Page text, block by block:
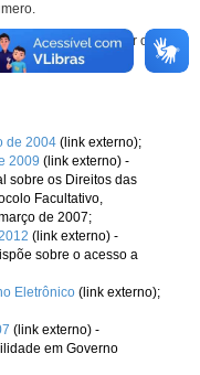
que explicam melhor o
nos sites da
de 2004 (link externo);
2009 (link externo) -
sobre os Direitos das
Facultativo,
de 2007;
(link externo) -
sobre o acesso a
Eletrônico (link externo);
(link externo) -
em Governo